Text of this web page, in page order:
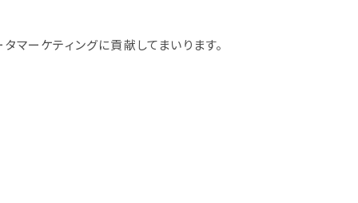
ーケティングに貢献してまいります。